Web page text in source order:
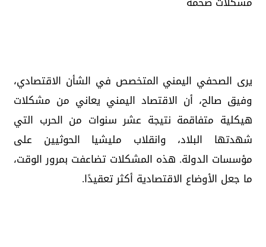
يرى الصحفي اليمني المتخصص في الشأن الاقتصادي،
وفيق صالح، أن الاقتصاد اليمني يعاني من مشكلات
هيكلية متفاقمة نتيجة عشر سنوات من الحرب التي
شهدتها البلاد، وانقلاب مليشيا الحوثيين على
مؤسسات الدولة. هذه المشكلات تضاعفت بمرور الوقت،
ما جعل الأوضاع الاقتصادية أكثر تعقيدًا.